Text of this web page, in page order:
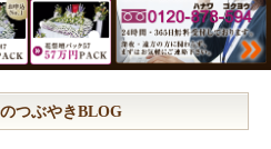
つぶやきBLOG